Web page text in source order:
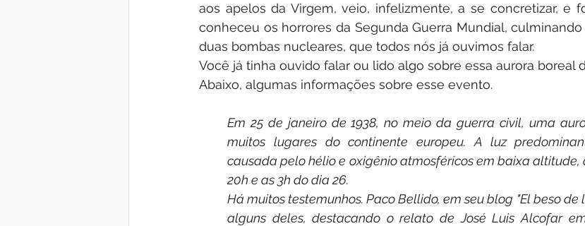
aos apelos da Virgem, veio, infelizmente, a se concretizar, e
conheceu os horrores da Segunda Guerra Mundial,
duas bombas nucleares, que todos nós já ouvimos falar.
Você já tinha ouvido falar ou lido algo sobre essa aurora boreal
Abaixo, algumas informações sobre esse evento.
Em 25 de janeiro de 1938, no meio da guerra civil, uma
muitos lugares do continente europeu. A luz
causada pelo hélio e oxigênio atmosféricos em baixa altitude,
20h e as 3h do dia 26.
Há muitos testemunhos. Paco Bellido, em seu blog "El beso de
alguns deles, destacando o relato de José Luis Alcofar